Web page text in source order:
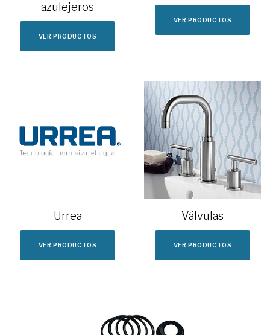
azulejeros
VER PRODUCTOS
VER PRODUCTOS
Urrea
VER PRODUCTOS
Válvulas
VER PRODUCTOS